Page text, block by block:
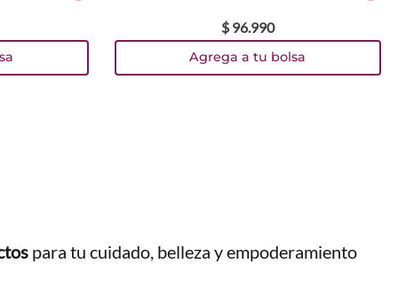
$ 96.990
Agrega a tu bolsa
para tu cuidado, belleza y empoderamiento